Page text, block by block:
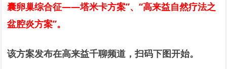
囊卵巢综合征——塔米卡方案”、“高来益自然疗法之
盆腔炎方案”。
该方案发布在高来益千聊频道，扫码下图开始。